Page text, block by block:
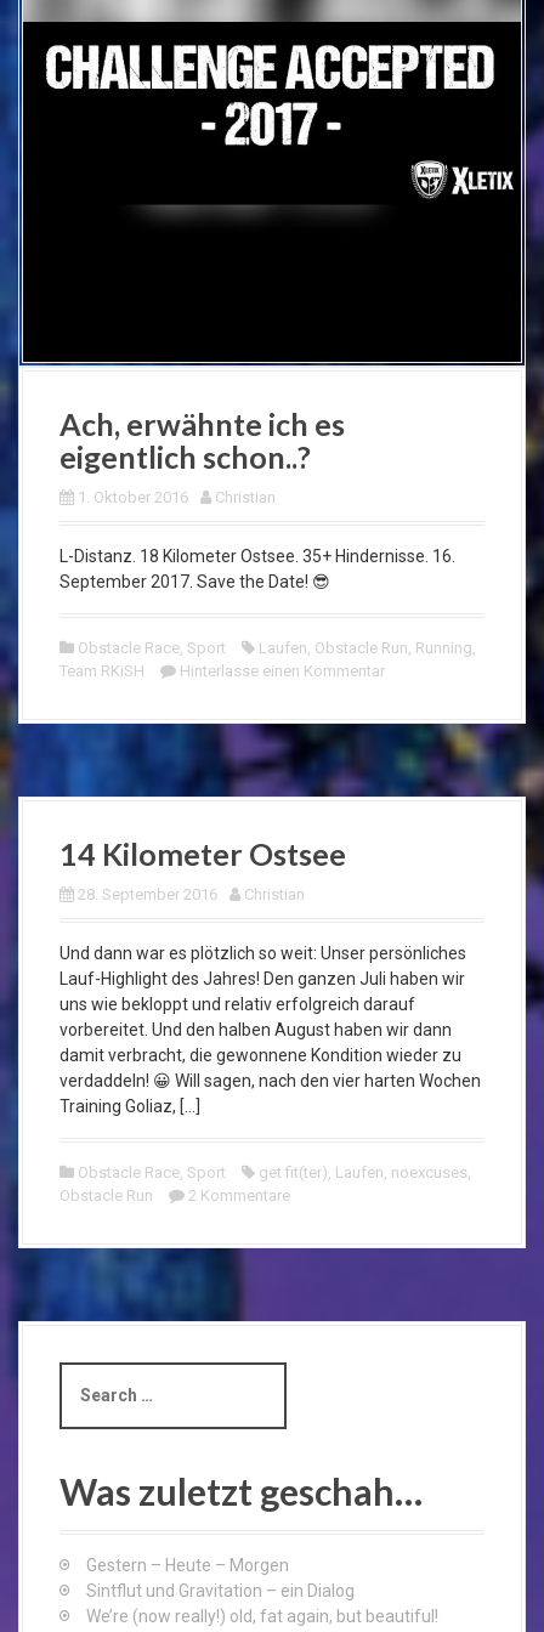
Ach, erwähnte ich es
eigentlich schon..?
1. Oktober 2016 Christian
L-Distanz. 18 Kilometer Ostsee. 35+ Hindernisse. 16.
September 2017. Save the Date! 😎
Obstacle Race, Sport Laufen, Obstacle Run, Running,
Team RKiSH
Hinterlasse einen Kommentar
14 Kilometer Ostsee
28. September 2016 Christian
Und dann war es plötzlich so weit: Unser persönliches
Lauf-Highlight des Jahres! Den ganzen Juli haben wir
uns wie bekloppt und relativ erfolgreich darauf
vorbereitet. Und den halben August haben wir dann
damit verbracht, die gewonnene Kondition wieder zu
verdaddeln! 😀 Will sagen, nach den vier harten Wochen
Training Goliaz, […]
Obstacle Race, Sport get fit(ter), Laufen, noexcuses,
Obstacle Run
2 Kommentare
a
c
h
Was zuletzt geschah…
Gestern – Heute – Morgen
Sintflut und Gravitation – ein Dialog
We’re (now really!) old, fat again, but beautiful!